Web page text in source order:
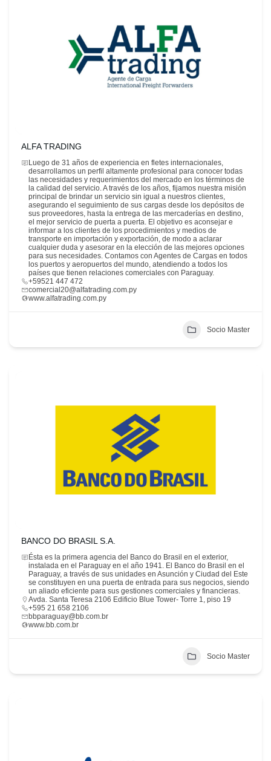
ALFA TRADING
Luego de 31 años de experiencia en fletes internacionales,
desarrollamos un perfil altamente profesional para conocer todas
las necesidades y requerimientos del mercado en los términos de
la calidad del servicio. A través de los años, fijamos nuestra misión
principal de brindar un servicio sin igual a nuestros clientes,
asegurando el seguimiento de sus cargas desde los depósitos de
sus proveedores, hasta la entrega de las mercaderías en destino,
el mejor servicio de puerta a puerta. El objetivo es aconsejar e
informar a los clientes de los procedimientos y medios de
transporte en importación y exportación, de modo a aclarar
cualquier duda y asesorar en la elección de las mejores opciones
para sus necesidades. Contamos con Agentes de Cargas en todos
los puertos y aeropuertos del mundo, atendiendo a todos los
países que tienen relaciones comerciales con Paraguay.
+59521 447 472
comercial20@alfatrading.com.py
www.alfatrading.com.py
Socio Master
BANCO DO BRASIL S.A.
Ésta es la primera agencia del Banco do Brasil en el exterior,
instalada en el Paraguay en el año 1941. El Banco do Brasil en el
Paraguay, a través de sus unidades en Asunción y Ciudad del Este
se constituyen en una puerta de entrada para sus negocios, siendo
un aliado eficiente para sus gestiones comerciales y financieras.
Avda. Santa Teresa 2106 Edificio Blue Tower- Torre 1, piso 19
+595 21 658 2106
bbparaguay@bb.com.br
www.bb.com.br
Socio Master